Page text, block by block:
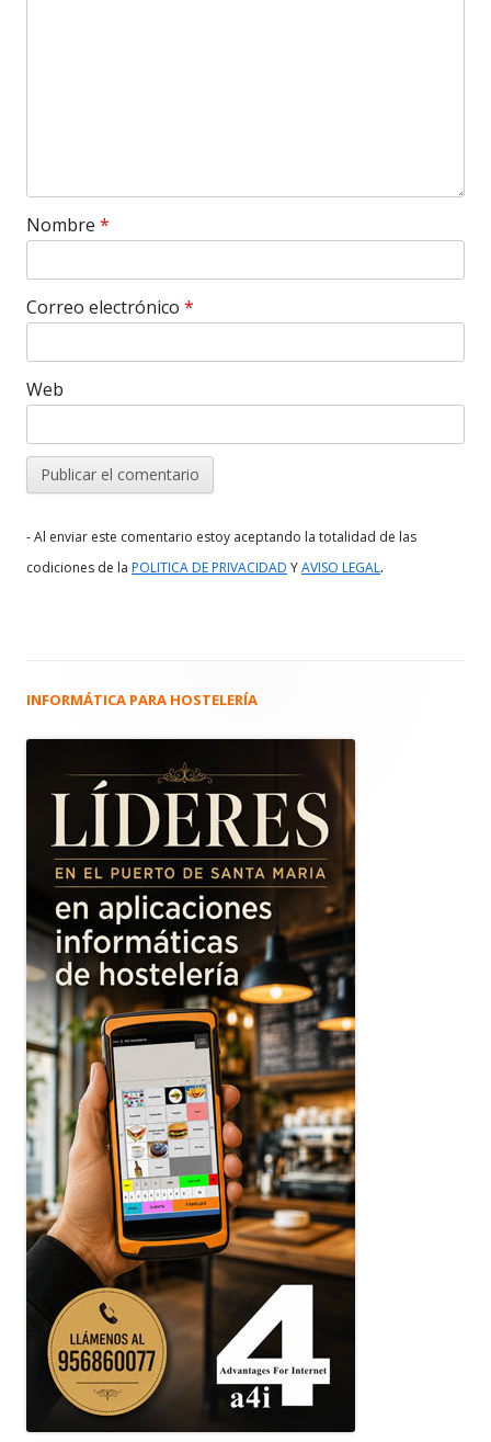
Nombre *
Correo electrónico *
Web
- Al enviar este comentario estoy aceptando la totalidad de las
codiciones de la POLITICA DE PRIVACIDAD YAVISO LEGAL.
Barra
principal
INFORMÁTICA PARA HOSTELERÍA